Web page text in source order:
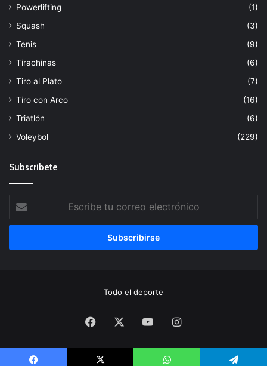
Powerlifting
(1)
Squash
(3)
Tenis
(9)
Tirachinas
(6)
Tiro al Plato
(7)
Tiro con Arco
(16)
Triatlón
(6)
Voleybol
(229)
Subscribete
tu
correo
Todo el deporte
Facebook YouTubeInstagram